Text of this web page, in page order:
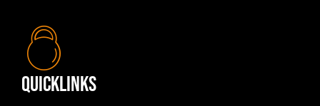
Quicklinks